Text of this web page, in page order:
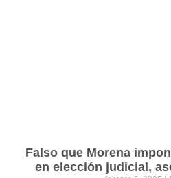
Falso que Morena
en elección judicial,